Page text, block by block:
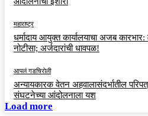
महाराष्ट्र
धर्मादाय आयुक्त कार्यालयाचा अजब
नोटीसा; अर्जदारांची धावपळ!
आपलं गडचिरोली
अन्यायकारक वेतन अहवालासंदर्भातील
संघटनेच्या आंदोलनाला यश
Load more